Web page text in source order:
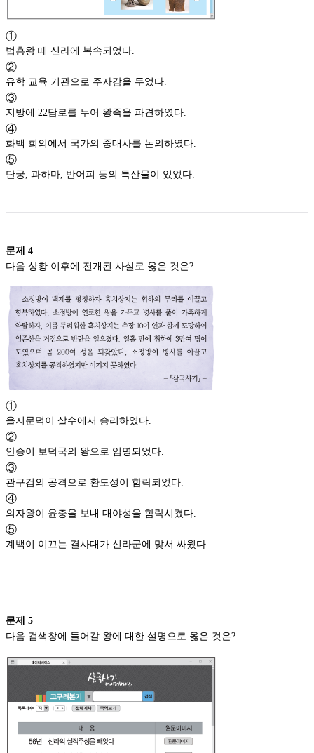
①
법흥왕 때 신라에 복속되었다.
②
유학 교육 기관으로 주자감을 두었다.
③
지방에 22담로를 두어 왕족을 파견하였다.
④
화백 회의에서 국가의 중대사를 논의하였다.
⑤
단궁, 과하마, 반어피 등의 특산물이 있었다.
문제 4
다음 상황 이후에 전개된 사실로 옳은 것은?
①
을지문덕이 살수에서 승리하였다.
②
안승이 보덕국의 왕으로 임명되었다.
③
관구검의 공격으로 환도성이 함락되었다.
④
의자왕이 윤충을 보내 대야성을 함락시켰다.
⑤
계백이 이끄는 결사대가 신라군에 맞서 싸웠다.
문제 5
다음 검색창에 들어갈 왕에 대한 설명으로 옳은 것은?